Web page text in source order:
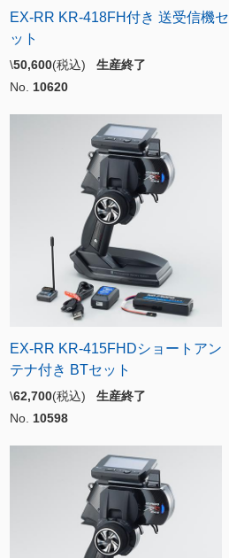
EX-RR KR-418FH付き 送受信機セ
ット
\50,600(税込) 生産終了
No. 10620
EX-RR KR-415FHDショートアン
テナ付き BTセット
\62,700(税込) 生産終了
No. 10598